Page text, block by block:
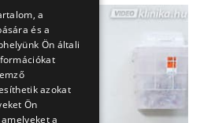
a
és a
Ön általi
azokat
Ön
a